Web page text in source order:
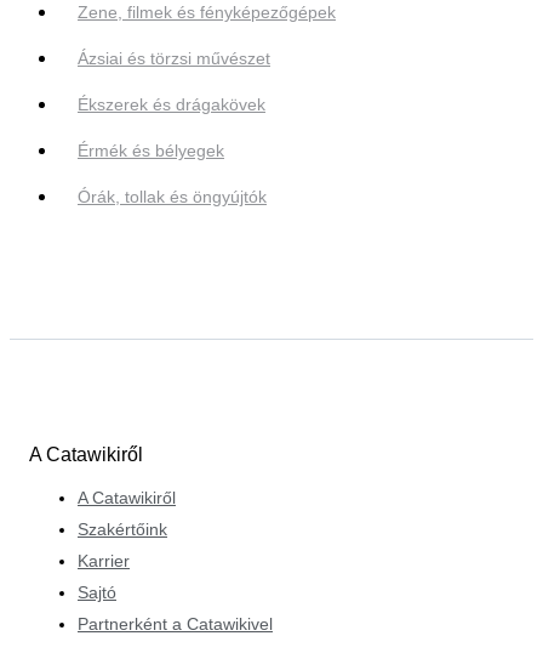
Zene, filmek és fényképezőgépek
Ázsiai és törzsi művészet
Ékszerek és drágakövek
Érmék és bélyegek
Órák, tollak és öngyújtók
A Catawikiről
A Catawikiről
Szakértőink
Karrier
Sajtó
Partnerként a Catawikivel